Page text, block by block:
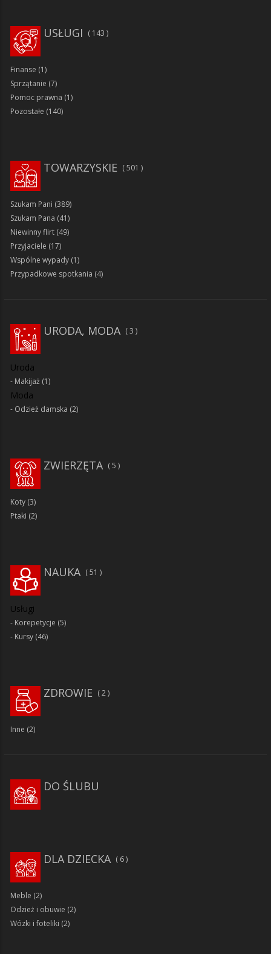
143
USŁUGI
Finanse (1)
Sprzątanie (7)
Pomoc prawna (1)
Pozostałe (140)
TOWARZYSKIE 501
Szukam Pani (389)
Szukam Pana (41)
Niewinny flirt (49)
Przyjaciele (17)
Wspólne wypady (1)
Przypadkowe spotkania (4)
URODA, MODA 3
Uroda
Makijaż (1)
Moda
Odzież damska (2)
ZWIERZĘTA 5
Koty (3)
Ptaki (2)
51
NAUKA
Usługi
Korepetycje (5)
Kursy (46)
ZDROWIE 2
Inne (2)
DO ŚLUBU
6
DLA DZIECKA
Meble (2)
Odzież i obuwie (2)
Wózki i foteliki (2)